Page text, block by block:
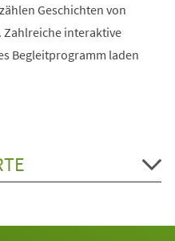
Geschichten von
interaktive
Begleitprogramm laden